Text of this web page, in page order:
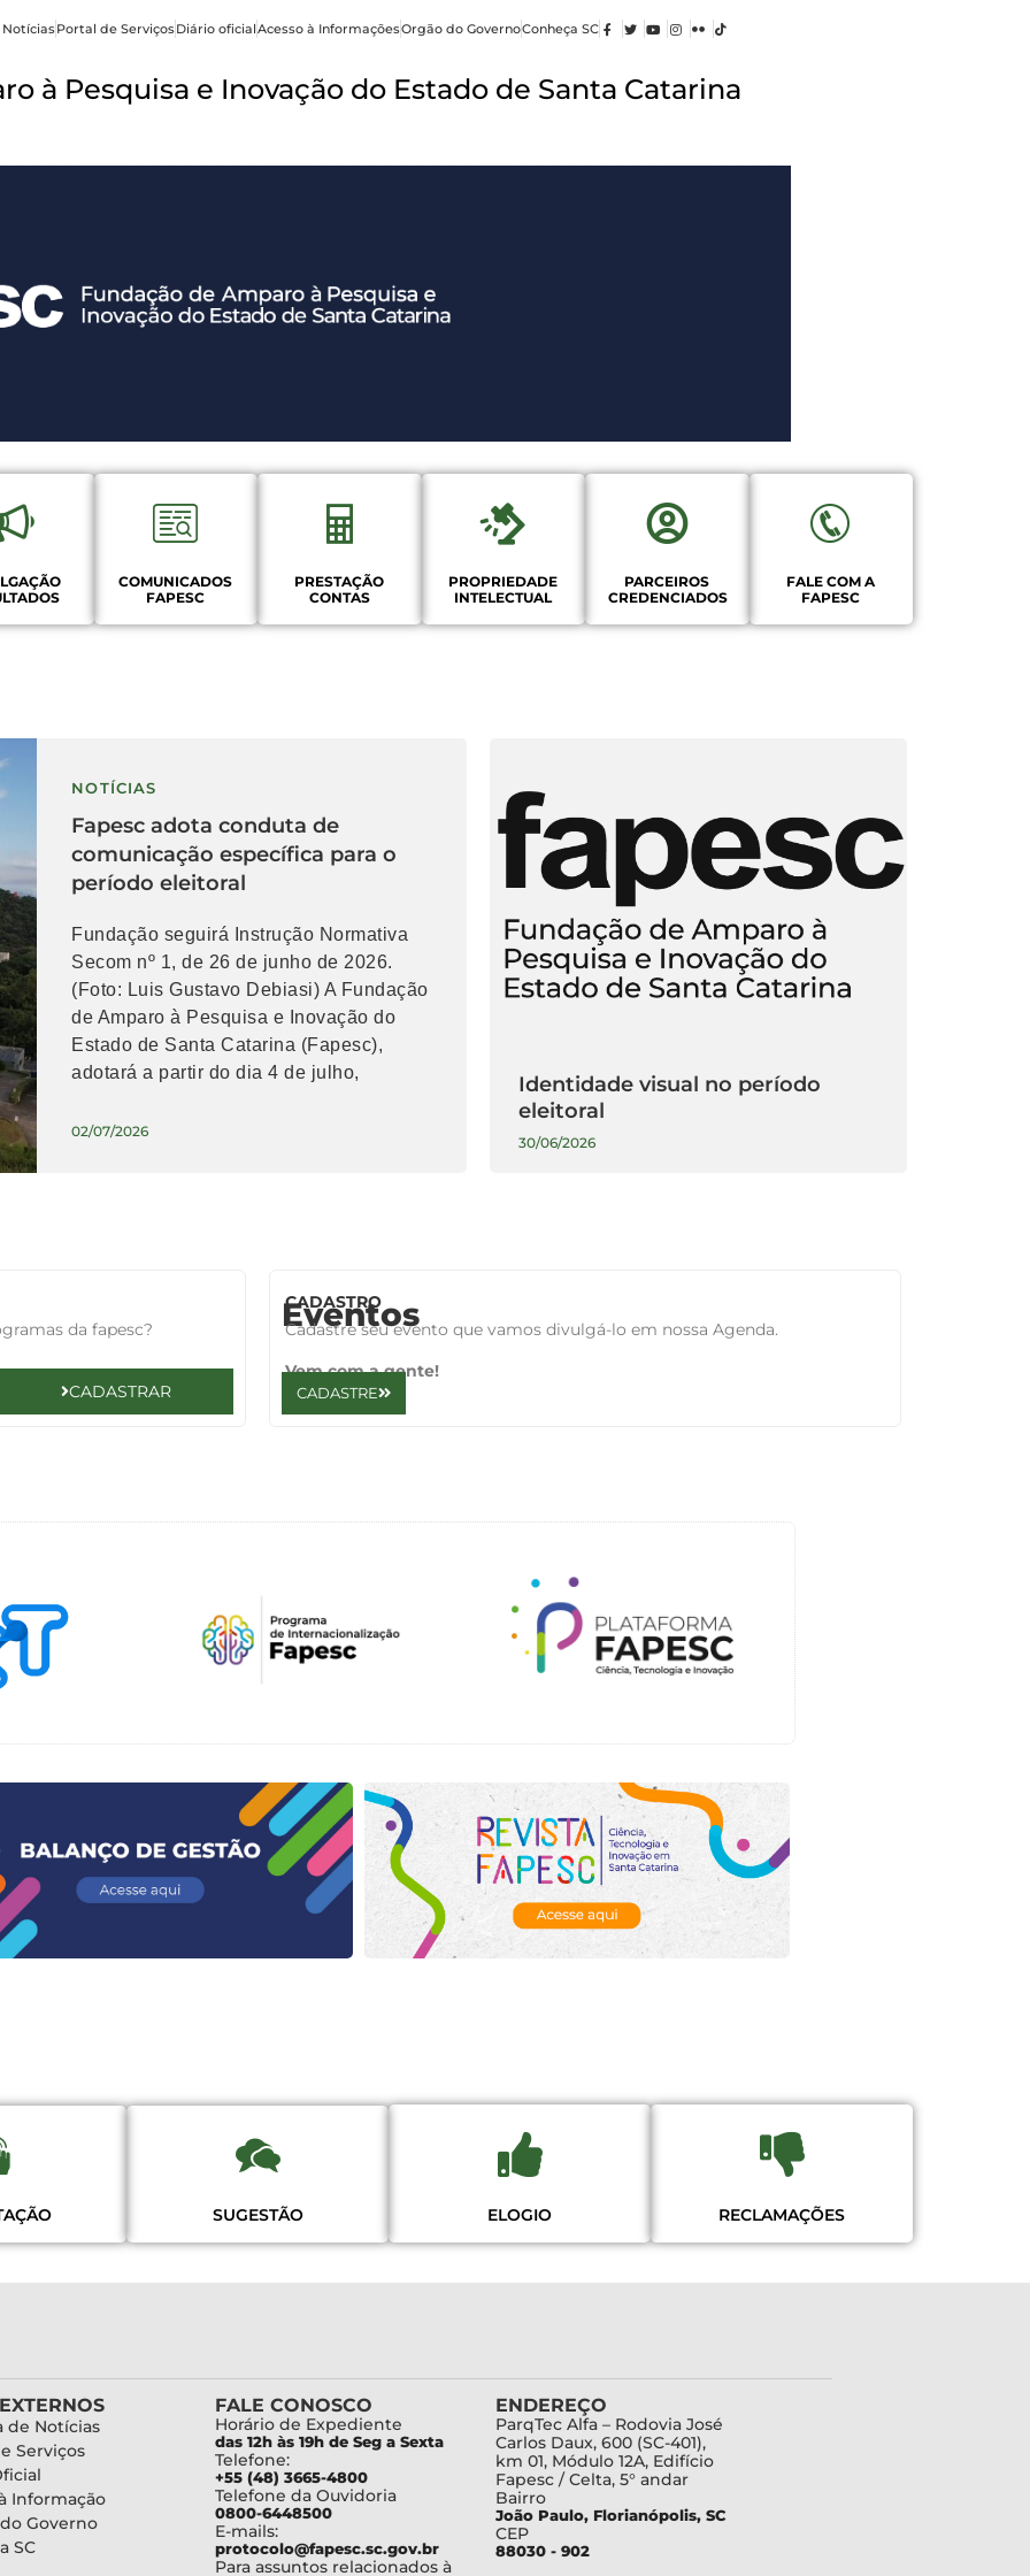
Portal de ServiçosDiário oficialAcesso à InformaçõesOrgão do GovernoConheça SC
à Pesquisa e Inovação do Estado de Santa Catarina
COMUNICADOS
FAPESC
PRESTAÇÃO
CONTAS
PROPRIEDADE
INTELECTUAL
PARCEIROS
CREDENCIADOS
FALE COM A
FAPESC
NOTÍCIAS
Fapesc adota conduta de
comunicação específica para o
período eleitoral
Fundação seguirá Instrução Normativa
Secom nº 1, de 26 de junho de 2026.
(Foto: Luis Gustavo Debiasi) A Fundação
de Amparo à Pesquisa e Inovação do
Estado de Santa Catarina (Fapesc),
adotará a partir do dia 4 de julho,
02/07/2026
Identidade visual no período
eleitoral
30/06/2026
da fapesc?
CADASTRAR
CADASTRO
Eventos
Cadastre seu evento que vamos divulgá-lo em nossa Agenda.
Vem com a gente!
CADASTRE
SUGESTÃO ELOGIO RECLAMAÇÕES
de Notícias
Serviços
Informação
Governo
SC
FALE CONOSCO
Horário de Expediente
das 12h às 19h de Seg a Sexta
Telefone:
+55 (48) 3665-4800
Telefone da Ouvidoria
0800-6448500
E-mails:
protocolo@fapesc.sc.gov.br
Para assuntos relacionados à
ENDEREÇO
ParqTec Alfa – Rodovia José
Carlos Daux, 600 (SC-401),
km 01, Módulo 12A, Edifício
Fapesc / Celta, 5° andar
Bairro
João Paulo, Florianópolis, SC
CEP
88030 - 902